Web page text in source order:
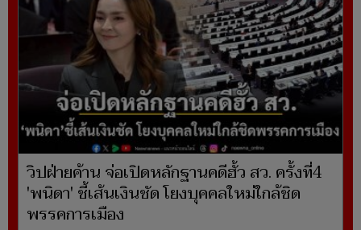
วิปฝ่ายค้าน จ่อเปิดหลักฐานคดีฮั้ว สว. ครั้งที่4
'พนิดา' ชี้เส้นเงินชัด โยงบุคคลใหม่ใกล้ชิด
พรรคการเมือง